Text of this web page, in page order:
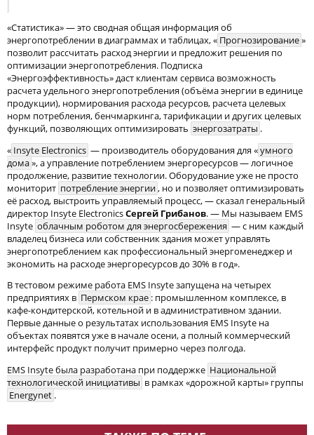
«Статистика» — это сводная общая информация об
энергопотреблении в диаграммах и таблицах, « Прогнозирование»
позволит рассчитать расход энергии и предложит решения по
оптимизации энергопотребления. Подписка
«Энергоэффективность» даст клиентам сервиса возможность
расчета удельного энергопотребления (объёма энергии в единице
продукции), нормирования расхода ресурсов, расчета целевых
норм потребления, бенчмаркинга, тарификации и других целевых
функций, позволяющих оптимизировать энергозатраты .
« Insyte Electronics — производитель оборудования для «умного
дома», а управление потреблением энергоресурсов — логичное
продолжение, развитие технологии. Оборудование уже не просто
мониторит потребление энергии , но и позволяет оптимизировать
её расход, выстроить управляемый процесс, — сказал генеральный
директор Insyte ElectronicsСергей Грибанов. — Мы называем EMS
Insyte облачным роботом для энергосбережения — с ним каждый
владелец бизнеса или собственник здания может управлять
энергопотреблением как профессиональный энергоменеджер и
экономить на расходе энергоресурсов до 30% в год».
В тестовом режиме работа EMS Insyte запущена на четырех
предприятиях в Пермском крае : промышленном комплексе, в
кафе-кондитерской, котельной и в административном здании.
Первые данные о результатах использования EMS Insyte на
объектах появятся уже в начале осени, а полный коммерческий
интерфейс продукт получит примерно через полгода.
EMS Insyte была разработана при поддержке Национальной
технологической инициативы в рамках «дорожной карты» группы
Energynet .